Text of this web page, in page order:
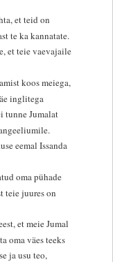
et teid on
te ka kannatate.
et teie vaevajaile
koos meiega,
inglitega
tunne Jumalat
eemal Issanda
oma pühade
teie juures on
et meie Jumal
oma väes teeks
ja usu teo,